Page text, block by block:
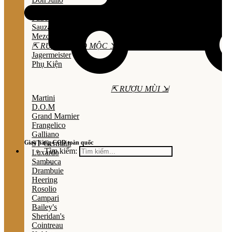
Giao hàng COD toàn quốc
Tìm kiếm:
Sauza
Mezcal
⇱ RƯỢU THẢO MỘC ⇲
Jagermeister
Phụ Kiện
⇱ RƯỢU MÙI ⇲
Martini
D.O.M
Grand Marnier
Frangelico
Galliano
ST Germain
Luxardo
Sambuca
Drambuie
Heering
Rosolio
Campari
Bailey's
Sheridan's
Cointreau